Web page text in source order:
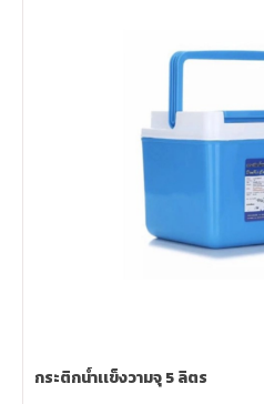
กระติกน้ำเเข็งวามจุ 5 ลิตร